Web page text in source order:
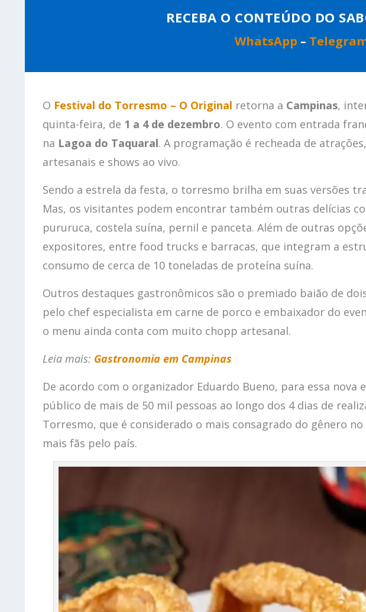
RECEBA O CONTEÚDO DO
WhatsApp –
O Festival do Torresmo – O Original retorna a Campinas,
quinta-feira, de 1 a 4 de dezembro. O evento com entrada
na Lagoa do Taquaral. A programação é recheada de
artesanais e shows ao vivo.
Sendo a estrela da festa, o torresmo brilha em suas versões
Mas, os visitantes podem encontrar também outras delícias
pururuca, costela suína, pernil e panceta. Além de outras
expositores, entre food trucks e barracas, que integram a
consumo de cerca de 10 toneladas de proteína suína.
Outros destaques gastronômicos são o premiado baião de
pelo chef especialista em carne de porco e embaixador do
o menu ainda conta com muito chopp artesanal.
Leia mais: Gastronomia em Campinas
De acordo com o organizador Eduardo Bueno, para essa nova
público de mais de 50 mil pessoas ao longo dos 4 dias de
Torresmo, que é considerado o mais consagrado do gênero no
mais fãs pelo país.